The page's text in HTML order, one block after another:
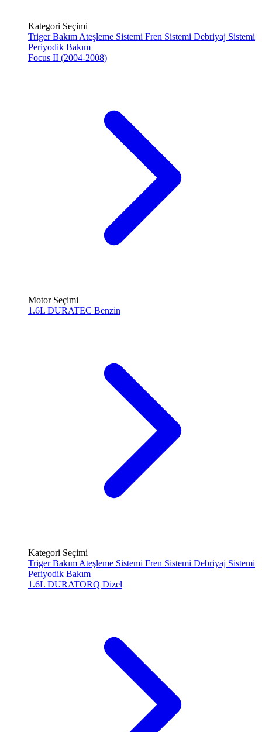
Kategori Seçimi
Triger Bakım Ateşleme Sistemi Fren Sistemi Debriyaj Sistemi
Periyodik Bakım
Focus II (2004-2008)
Motor Seçimi
1.6L DURATEC Benzin
Kategori Seçimi
Triger Bakım Ateşleme Sistemi Fren Sistemi Debriyaj Sistemi
Periyodik Bakım
1.6L DURATORQ Dizel